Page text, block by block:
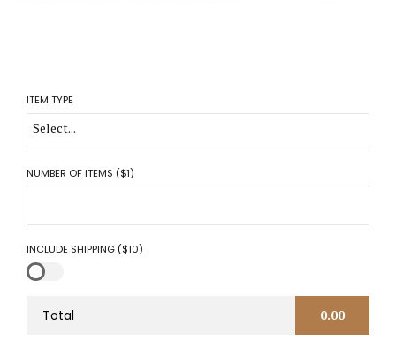
ITEM TYPE
Select...
NUMBER OF ITEMS ($1)
INCLUDE SHIPPING ($10)
Total 0.00